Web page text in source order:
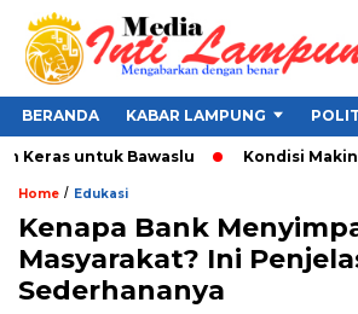
BERANDA KABAR LAMPUNG
untuk Bawaslu Kondisi Makin
Home / Edukasi
Kenapa Bank
Masyarakat? Ini
Sederhananya